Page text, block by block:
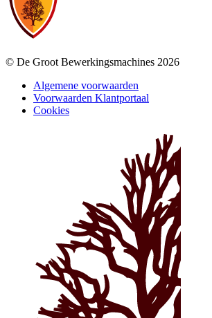
© De Groot Bewerkingsmachines 2026
Algemene voorwaarden
Voorwaarden Klantportaal
Cookies